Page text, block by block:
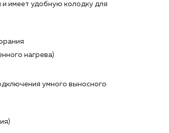
и имеет удобную колодку для
нагрева)
умного выносного